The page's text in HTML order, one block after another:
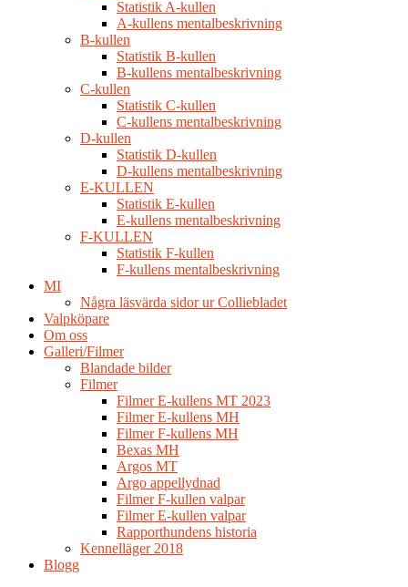
Statistik A-kullen
A-kullens mentalbeskrivning
B-kullen
Statistik B-kullen
B-kullens mentalbeskrivning
C-kullen
Statistik C-kullen
C-kullens mentalbeskrivning
D-kullen
Statistik D-kullen
D-kullens mentalbeskrivning
E-KULLEN
Statistik E-kullen
E-kullens mentalbeskrivning
F-KULLEN
Statistik F-kullen
F-kullens mentalbeskrivning
MI
Några läsvärda sidor ur Colliebladet
Valpköpare
Om oss
Galleri/Filmer
Blandade bilder
Filmer
Filmer E-kullens MT 2023
Filmer E-kullens MH
Filmer F-kullens MH
Bexas MH
Argos MT
Argo appellydnad
Filmer F-kullen valpar
Filmer E-kullen valpar
Rapporthundens historia
Kennelläger 2018
Blogg